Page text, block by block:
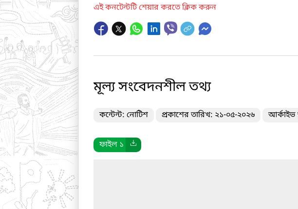
এই কনটেন্টটি শেয়ার করতে ক্লিক করুন
মূল্য সংবেদনশীল তথ্য
কন্টেন্ট: নোটিশ প্রকাশের তারিখ: ২১-০৫-২০২৬ আর্কাইভ
ফাইল ১